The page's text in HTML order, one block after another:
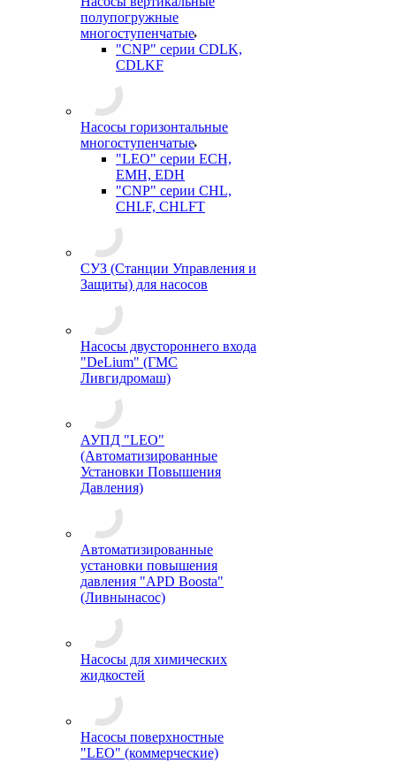
полупогружные
многоступенчатые
"CNP" серии CDLK,
CDLKF
Насосы горизонтальные
многоступенчатые
"LEO" серии ECH,
EMH, EDH
"CNP" серии CHL,
CHLF, CHLFT
СУЗ (Станции Управления и
Защиты) для насосов
Насосы двустороннего входа
"DeLium" (ГМС
Ливгидромаш)
АУПД "LEO"
(Автоматизированные
Установки Повышения
Давления)
Автоматизированные
установки повышения
давления "APD Boosta"
(Ливнынасос)
Насосы для химических
жидкостей
Насосы поверхностные
"LEO" (коммерческие)